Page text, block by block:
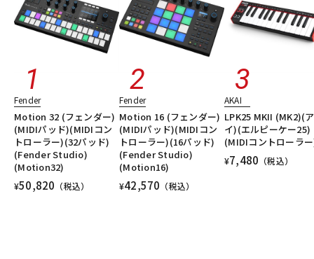
Fender
Motion 32 (フェンダー)
(MIDIパッド)(MIDIコン
トローラー)(32パッド)
(Fender Studio)
(Motion32)
¥50,820 （税込）
Fender
Motion 16 (フェンダー)
(MIDIパッド)(MIDIコン
トローラー)(16パッド)
(Fender Studio)
(Motion16)
¥42,570 （税込）
AKAI
LPK25 MKII (MK2)(
イ)(エルピーケー25)
(MIDIコントローラ
¥7,480 （税込）